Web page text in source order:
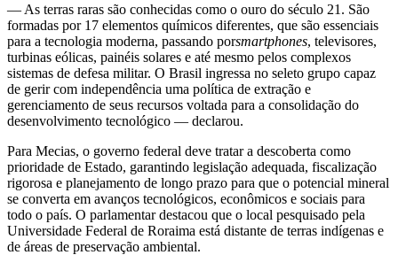
— As terras raras são conhecidas como o ouro do século 21. São
formadas por 17 elementos químicos diferentes, que são essenciais
para a tecnologia moderna, passando porsmartphones, televisores,
turbinas eólicas, painéis solares e até mesmo pelos complexos
sistemas de defesa militar. O Brasil ingressa no seleto grupo capaz
de gerir com independência uma política de extração e
gerenciamento de seus recursos voltada para a consolidação do
desenvolvimento tecnológico — declarou.
Para Mecias, o governo federal deve tratar a descoberta como
prioridade de Estado, garantindo legislação adequada, fiscalização
rigorosa e planejamento de longo prazo para que o potencial mineral
se converta em avanços tecnológicos, econômicos e sociais para
todo o país. O parlamentar destacou que o local pesquisado pela
Universidade Federal de Roraima está distante de terras indígenas e
de áreas de preservação ambiental.